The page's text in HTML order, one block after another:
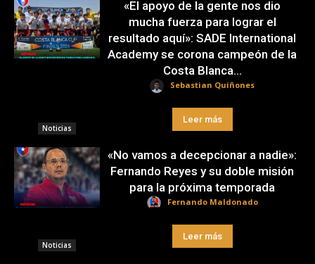
Noticias
«El apoyo de la gente nos dio
mucha fuerza para lograr el
resultado aquí»: SADE International
Academy se corona campeón de la
Costa Blanca...
Sebastian Quiñones
Leer más
Noticias
«No vamos a decepcionar a nadie»:
Fernando Reyes y su doble misión
para la próxima temporada
Fernando Maldonado
Leer más